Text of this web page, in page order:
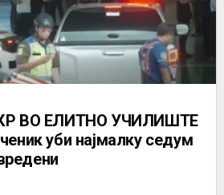
ВО ЕЛИТНО УЧИЛИШТЕ
уби најмалку седум